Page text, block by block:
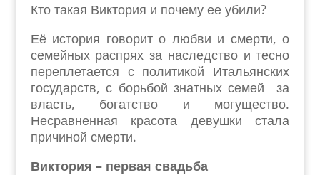
Кто такая Виктория и почему ее убили?
Её история говорит о любви и смерти, о
семейных распрях за наследство и тесно
переплетается с политикой Итальянских
государств, с борьбой знатных семей за
власть, богатство и могущество.
Несравненная красота девушки стала
причиной смерти.
Виктория – первая свадьба